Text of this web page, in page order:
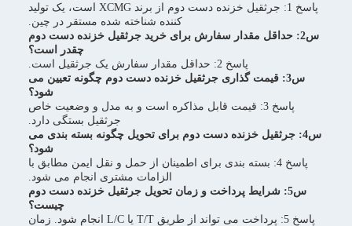
پاسخ 1: جرثقیل خزنده دست دوم از برند XCMG است، یک تولید
کننده شناخته شده مستقر در چین.
س2: حداقل مقدار سفارش برای خرید جرثقیل خزنده دست دوم
چقدر است؟
پاسخ 2: حداقل مقدار سفارش یک جرثقیل است.
س3: قیمت گذاری جرثقیل خزنده دست دوم چگونه تعیین می
شود؟
پاسخ 3: قیمت قابل مذاکره است و به مدل و وضعیت خاص
جرثقیل بستگی دارد.
س4: جرثقیل خزنده دست دوم برای تحویل چگونه بسته بندی می
شود؟
پاسخ 4: بسته بندی برای اطمینان از حمل و نقل ایمن مطابق با
الزامات مشتری انجام می شود.
س5: شرایط پرداخت و زمان تحویل جرثقیل خزنده دست دوم
چیست؟
پاسخ 5: پرداخت می تواند از طریق T/T یا L/C انجام شود. زمان